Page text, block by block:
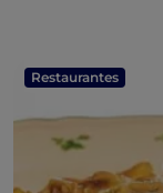
Restaurantes